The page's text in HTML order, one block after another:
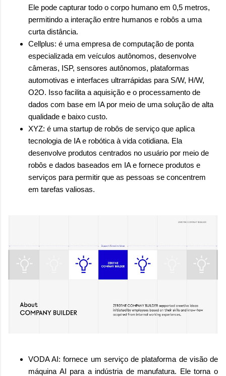
Ele pode capturar todo o corpo humano em 0,5 metros,
permitindo a interação entre humanos e robôs a uma
curta distância.
Cellplus: é uma empresa de computação de ponta
especializada em veículos autônomos, desenvolve
câmeras, ISP, sensores autônomos, plataformas
automotivas e interfaces ultrarrápidas para S/W, H/W,
O2O. Isso facilita a aquisição e o processamento de
dados com base em IA por meio de uma solução de alta
qualidade e baixo custo.
XYZ: é uma startup de robôs de serviço que aplica
tecnologia de IA e robótica à vida cotidiana. Ela
desenvolve produtos centrados no usuário por meio de
robôs e dados baseados em IA e fornece produtos e
serviços para permitir que as pessoas se concentrem
em tarefas valiosas.
VODA AI: fornece um serviço de plataforma de visão de
máquina AI para a indústria de manufatura. Ele torna o